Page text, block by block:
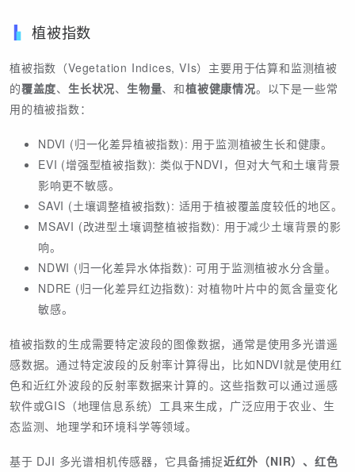
植被指数
植被指数（Vegetation Indices, VIs）主要用于估算和监测植被
的覆盖度、生长状况、生物量、和植被健康情况。以下是一些常
用的植被指数：
NDVI (归一化差异植被指数): 用于监测植被生长和健康。
EVI (增强型植被指数): 类似于NDVI，但对大气和土壤背景
影响更不敏感。
SAVI (土壤调整植被指数): 适用于植被覆盖度较低的地区。
MSAVI (改进型土壤调整植被指数): 用于减少土壤背景的影
响。
NDWI (归一化差异水体指数): 可用于监测植被水分含量。
NDRE (归一化差异红边指数): 对植物叶片中的氮含量变化
敏感。
植被指数的生成需要特定波段的图像数据，通常是使用多光谱遥
感数据。通过特定波段的反射率计算得出，比如NDVI就是使用红
色和近红外波段的反射率数据来计算的。这些指数可以通过遥感
软件或GIS（地理信息系统）工具来生成，广泛应用于农业、生
态监测、地理学和环境科学等领域。
基于 DJI 多光谱相机传感器，它具备捕捉近红外（NIR）、红色